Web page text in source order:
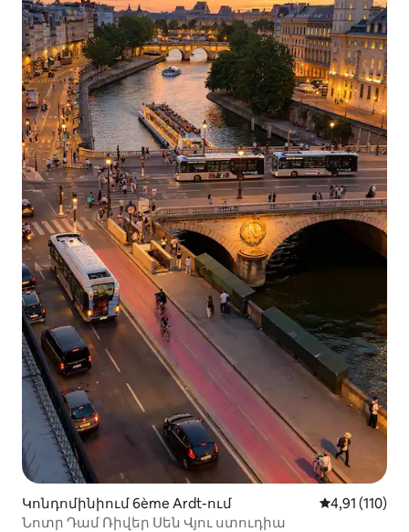
Կոնդոմինիում 6ème Ardt-ում Միջին
4,91 (110)
Նոտր Դամ Ռիվեր Սեն Վյու ստուդիա